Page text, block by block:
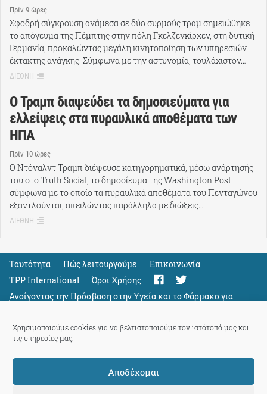
Χρησιμοποιούμε cookies για να βελτιστοποιούμε τον ιστότοπό μας και
τις υπηρεσίες μας.
Αποδέχομαι
Πρίν 9 ώρες
Σφοδρή σύγκρουση ανάμεσα σε δύο συρμούς τραμ σημειώθηκε
το απόγευμα της Πέμπτης στην πόλη Γκελζενκίρχεν, στη δυτική
Γερμανία, προκαλώντας μεγάλη κινητοποίηση των υπηρεσιών
έκτακτης ανάγκης. Σύμφωνα με την αστυνομία, τουλάχιστον…
ΔΙΕΘΝΗ
Ο Τραμπ διαψεύδει τα δημοσιεύματα για
ελλείψεις στα πυραυλικά αποθέματα των
ΗΠΑ
Πρίν 10 ώρες
Ο Ντόναλντ Τραμπ διέψευσε κατηγορηματικά, μέσω ανάρτησής
του στο Truth Social, το δημοσίευμα της Washington Post
σύμφωνα με το οποίο τα πυραυλικά αποθέματα του Πενταγώνου
εξαντλούνται, απειλώντας παράλληλα με διώξεις…
ΔΙΕΘΝΗ
Ταυτότητα Πώς λειτουργούμε
Eπικοινωνία
TPP International
Όροι Χρήσης
Ανοίγοντας την Πρόσβαση στην Υγεία και το Φάρμακο για
Όλους
Support
ThePressProject